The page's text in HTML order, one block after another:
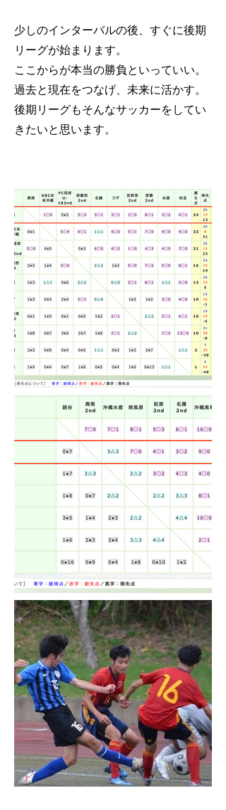
少しのインターバルの後、すぐに後期
リーグが始まります。
ここからが本当の勝負といっていい。
過去と現在をつなげ、未来に活かす。
後期リーグもそんなサッカーをしてい
きたいと思います。